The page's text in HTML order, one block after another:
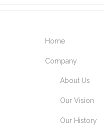
Home
Company
About Us
Our Vision
Our History